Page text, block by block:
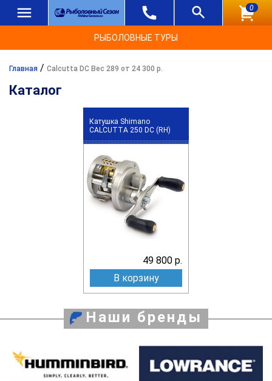
0
РЫБОЛОВНЫЕ ТУРЫ
Главная / Calcutta DC Вес 289 от 24 300 р.
Каталог
Катушка Shimano
CALCUTTA 250 DC (RH)
49 800 р.
В корзину
Наши бренды